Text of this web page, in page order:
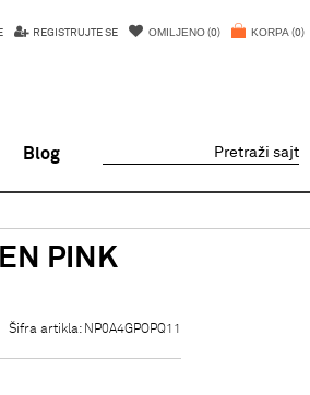
KORPA 0
OMILJENO 0
REGISTRUJTE SE
Blog Pretraži sajt
PINK
Šifra artikla: NP0A4GPOPQ11